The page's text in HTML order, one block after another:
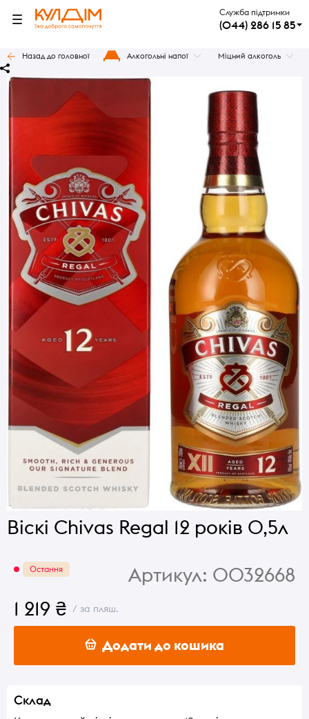
Служба підтримки
(044) 286 15 85
Назад до головної Алкогольні напої Міцний алкоголь
Віскі Chivas Regal 12 років 0,5л
Остання Артикул: 0032668
1 219 ₴ / за пляш.
Додати до кошика
Склад